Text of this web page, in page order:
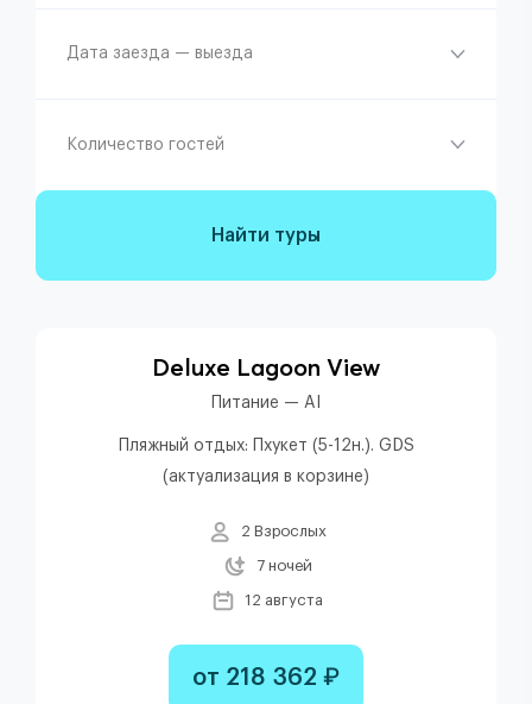
Дата заезда — выезда
Количество гостей
Найти туры
Deluxe Lagoon View
Питание — AI
Пляжный отдых: Пхукет (5-12н.). GDS
(актуализация в корзине)
2 Взрослых
7 ночей
12 августа
от 218 362 ₽